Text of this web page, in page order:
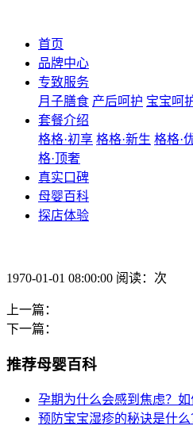
首页
品牌中心
专致服务
月子膳食 产后呵护 宝宝呵
套餐介绍
格格·初享 格格·新生 格格·
格·顶奢
真实口碑
母婴百科
探店体验
1970-01-01 08:00:00 阅读：次
上一篇：
下一篇：
推荐母婴百科
孕期为什么会感到焦虑？
预防宝宝湿疹的秘诀是什么